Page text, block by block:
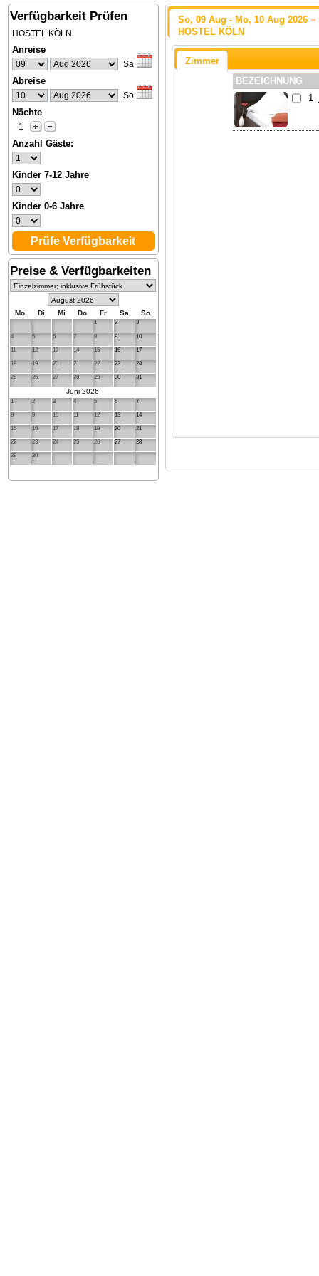
Verfügbarkeit Prüfen
HOSTEL KÖLN
Anreise
Abreise
Nächte
Anzahl Gäste:
Kinder 7-12 Jahre
Kinder 0-6 Jahre
Prüfe Verfügbarkeit
Preise & Verfügbarkeiten
So, 09 Aug - Mo, 10 Aug 2026 =
HOSTEL KÖLN
Zimmer
BEZEICHNUNG
1